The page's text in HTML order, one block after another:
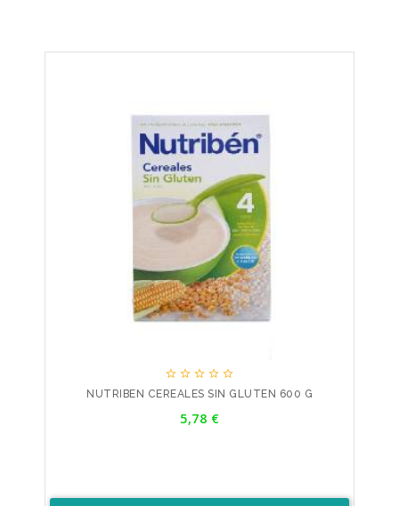
    
NUTRIBEN CEREALES SIN GLUTEN 600 G
5,78 €